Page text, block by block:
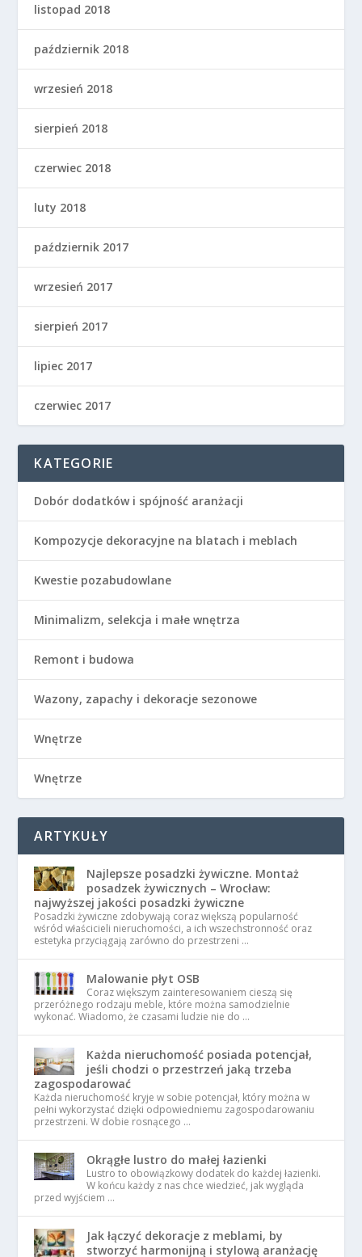
listopad 2018
październik 2018
wrzesień 2018
sierpień 2018
czerwiec 2018
luty 2018
październik 2017
wrzesień 2017
sierpień 2017
lipiec 2017
czerwiec 2017
KATEGORIE
Dobór dodatków i spójność aranżacji
Kompozycje dekoracyjne na blatach i meblach
Kwestie pozabudowlane
Minimalizm, selekcja i małe wnętrza
Remont i budowa
Wazony, zapachy i dekoracje sezonowe
Wnętrze
Wnętrze
ARTYKUŁY
Najlepsze posadzki żywiczne. Montaż
posadzek żywicznych – Wrocław:
najwyższej jakości posadzki żywiczne
Posadzki żywiczne zdobywają coraz większą popularność
wśród właścicieli nieruchomości, a ich wszechstronność oraz
estetyka przyciągają zarówno do przestrzeni …
Malowanie płyt OSB
Coraz większym zainteresowaniem cieszą się
przeróżnego rodzaju meble, które można samodzielnie
wykonać. Wiadomo, że czasami ludzie nie do …
Każda nieruchomość posiada potencjał,
jeśli chodzi o przestrzeń jaką trzeba
zagospodarować
Każda nieruchomość kryje w sobie potencjał, który można w
pełni wykorzystać dzięki odpowiedniemu zagospodarowaniu
przestrzeni. W dobie rosnącego …
Okrągłe lustro do małej łazienki
Lustro to obowiązkowy dodatek do każdej łazienki.
W końcu każdy z nas chce wiedzieć, jak wygląda
przed wyjściem …
Jak łączyć dekoracje z meblami, by
stworzyć harmonijną i stylową aranżację